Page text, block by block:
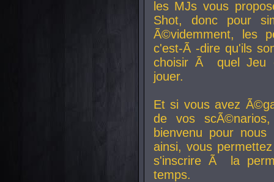
les MJs vous
Shot, donc pour
Ã©videmment, les
c'est-Ã -dire qu'ils
choisir Ã quel Jeu
jouer.
Et si vous avez
de vos
bienvenu pour
ainsi, vous
s'inscrire Ã la
temps.